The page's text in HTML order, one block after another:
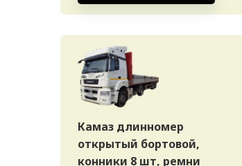
Камаз длинномер
открытый бортовой,
конники 8 шт, ремни